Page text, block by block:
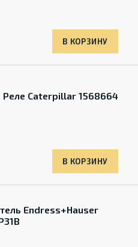
В КОРЗИНУ
Реле Caterpillar 1568664
В КОРЗИНУ
Endress+Hauser